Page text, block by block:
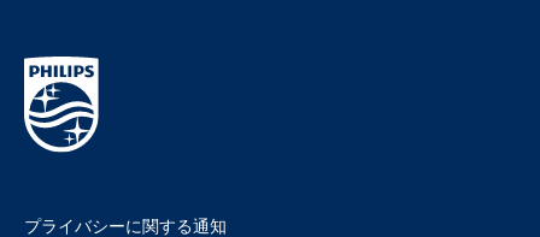
プライバシーに関する通知